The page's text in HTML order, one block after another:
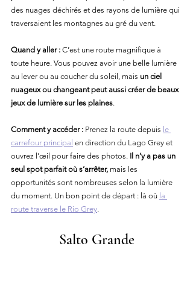
des nuages déchirés et des rayons de lumière qui
traversaient les montagnes au gré du vent.
Quand y aller : C’est une route magnifique à
toute heure. Vous pouvez avoir une belle lumière
au lever ou au coucher du soleil, mais un ciel
nuageux ou changeant peut aussi créer de beaux
jeux de lumière sur les plaines.
Comment y accéder : Prenez la route depuis le
carrefour principal en direction du Lago Grey et
ouvrez l’œil pour faire des photos. Il n’y a pas un
seul spot parfait où s’arrêter, mais les
opportunités sont nombreuses selon la lumière
du moment. Un bon point de départ : là où la
route traverse le Rio Grey.
Salto Grande